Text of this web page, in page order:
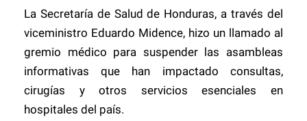
La Secretaría de Salud de Honduras, a través del
viceministro Eduardo Midence, hizo un llamado al
gremio médico para suspender las asambleas
informativas que han impactado consultas,
cirugías y otros servicios esenciales en
hospitales del país.